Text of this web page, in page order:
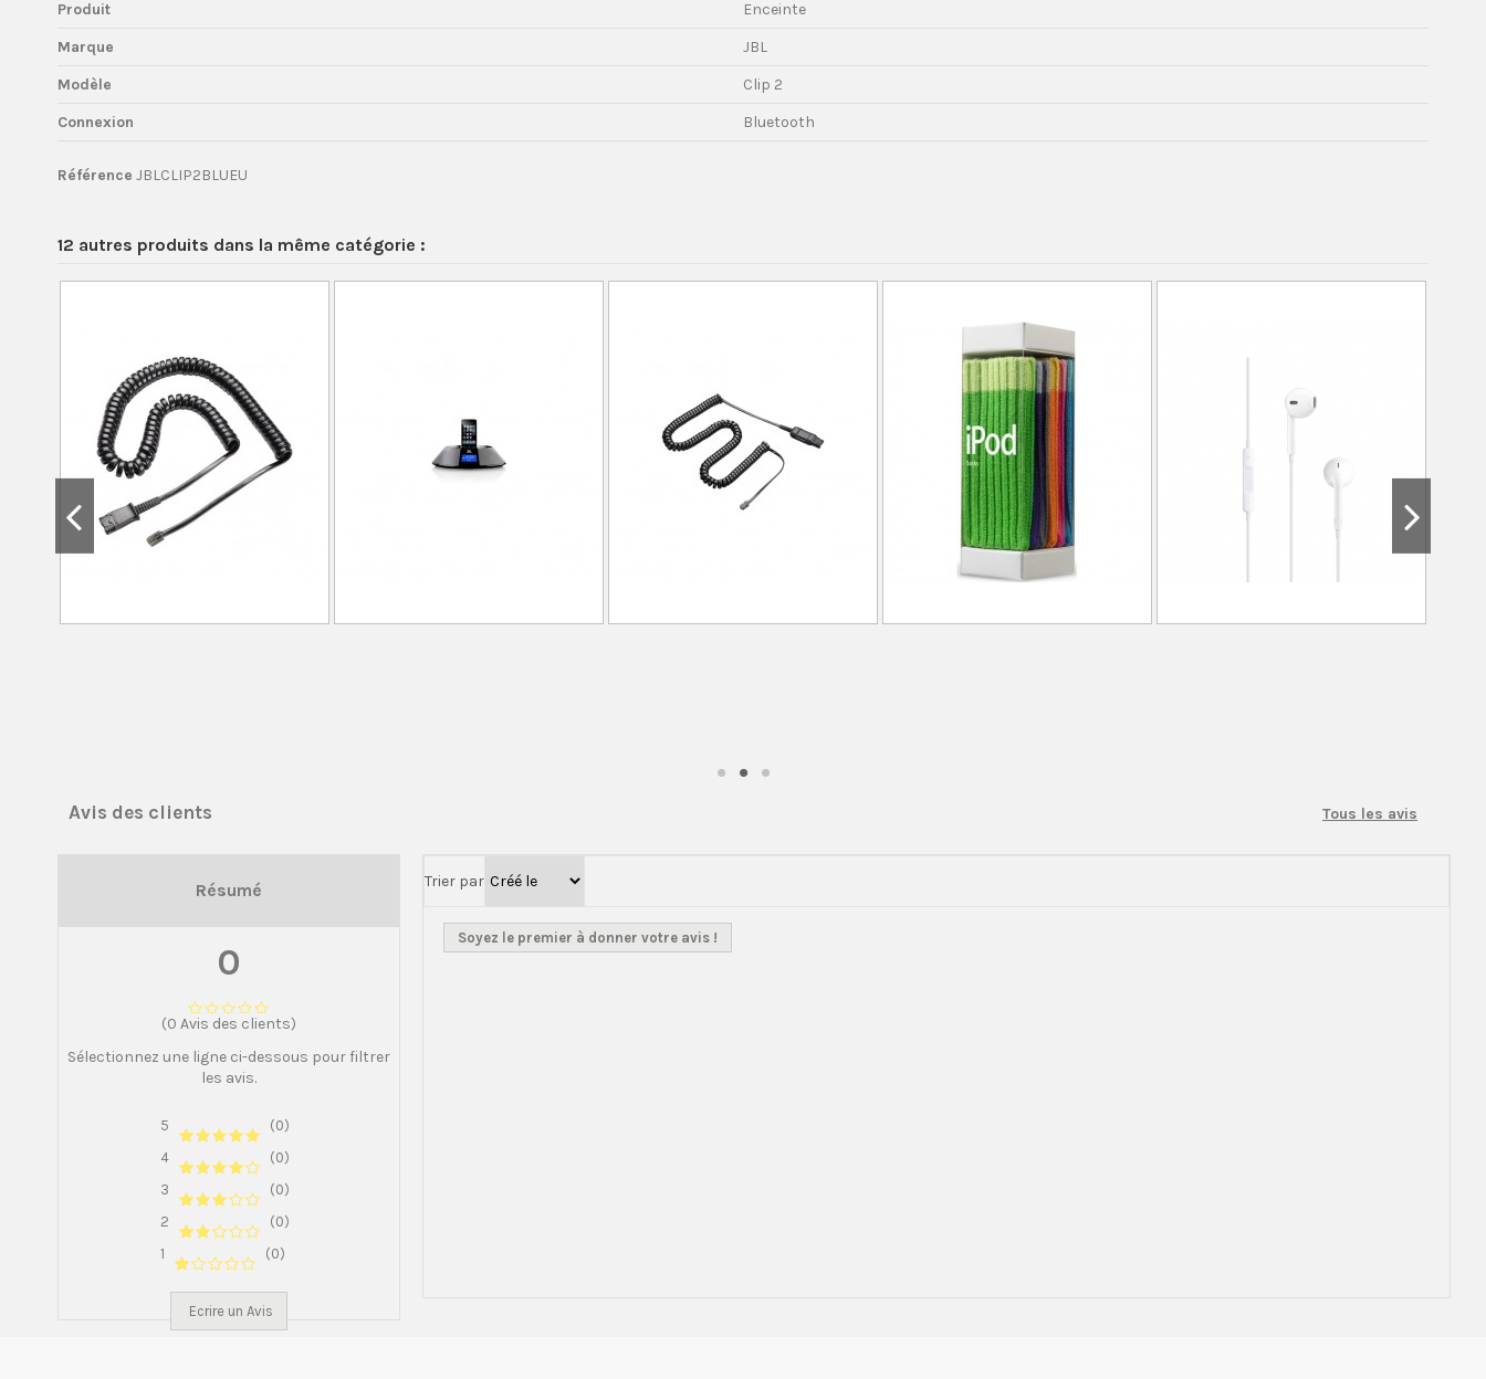
Produit
Enceinte
Marque
JBL
Modèle
Clip 2
Connexion
Bluetooth
Référence JBLCLIP2BLUEU
12 autres produits dans la même catégorie :
Avis des clients Tous les avis
Résumé
0
(0 Avis des clients)
Sélectionnez une ligne ci-dessous pour filtrer
les avis.
5
(0)
4
(0)
3
(0)
2
(0)
1
(0)
Ecrire un Avis
Trier par
Soyez le premier à donner votre avis !